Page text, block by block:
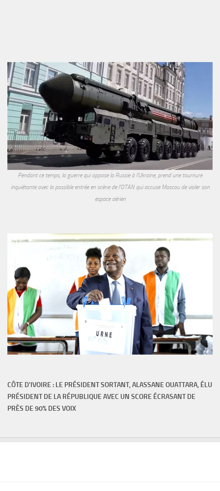
Pendant ce temps, la guerre qui oppose la Russie à l'Ukraine, prend une tournure
inquiétante avec la possible entrée en scène de l'OTAN qui accuse Moscou de violer son
espace aérien
CÔTE D'IVOIRE : LE PRÉSIDENT SORTANT, ALASSANE OUATTARA, ÉLU
PRÉSIDENT DE LA RÉPUBLIQUE AVEC UN SCORE ÉCRASANT DE
PRÈS DE 90% DES VOIX